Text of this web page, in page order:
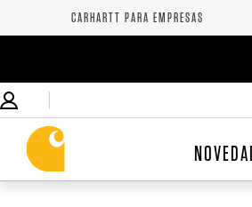
CARHARTT PARA EMPRESAS